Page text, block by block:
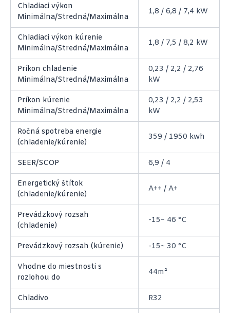
Chladiaci výkon
Minimálna/Stredná/Maximálna
1,8 / 6,8 / 7,4 kW
Chladiaci výkon kúrenie
Minimálna/Stredná/Maximálna
1,8 / 7,5 / 8,2 kW
Príkon chladenie
Minimálna/Stredná/Maximálna
0,23 / 2,2 / 2,76
kW
Príkon kúrenie
Minimálna/Stredná/Maximálna
0,23 / 2,2 / 2,53
kW
Ročná spotreba energie
(chladenie/kúrenie)
359 / 1950 kwh
SEER/SCOP 6,9 / 4
Energetický štítok
(chladenie/kúrenie)
A++ / A+
Prevádzkový rozsah
(chladenie)
-15~ 46 °C
Prevádzkový rozsah (kúrenie) -15~ 30 °C
Vhodne do miestnosti s
rozlohou do
44m²
Chladivo R32